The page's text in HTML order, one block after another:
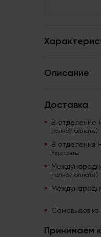
Описание
Доставка
В отделение
полной оплате)
В отделения
Укрпочты
полной оплате)
Самовывоз из
Принимаем